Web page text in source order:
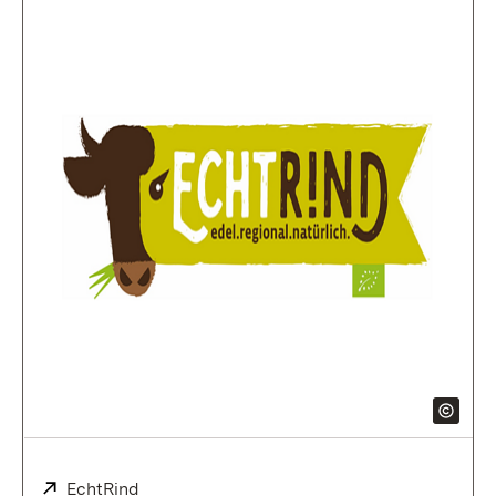
Extern:
EchtRind